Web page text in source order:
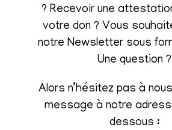
? Recevoir une
votre don ? Vous
notre Newsletter sous
Une question ?
Alors n’hésitez pas à
message à notre
dessous :